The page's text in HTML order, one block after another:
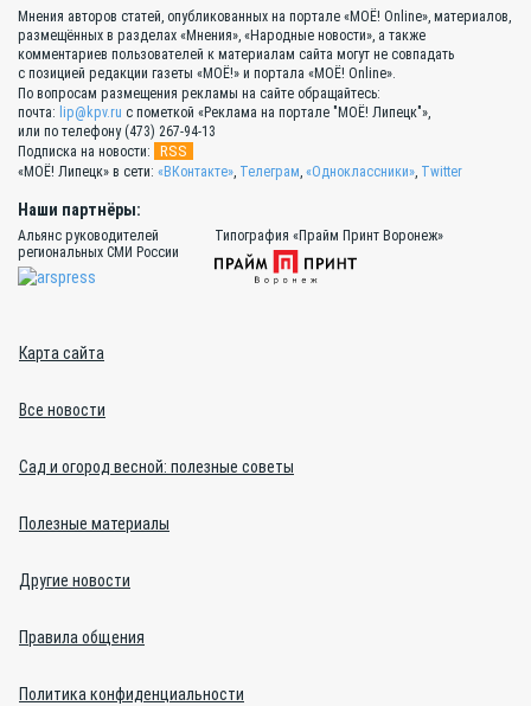
Мнения авторов статей, опубликованных на портале «МОЁ! Online», материалов,
размещённых в разделах «Мнения», «Народные новости», а также
комментариев пользователей к материалам сайта могут не совпадать
с позицией редакции газеты «МОЁ!» и портала «МОЁ! Online».
По вопросам размещения рекламы на сайте обращайтесь:
почта: lip@kpv.ru с пометкой «Реклама на портале "МОЁ! Липецк"»,
или по телефону (473) 267-94-13
Подписка на новости:
RSS
«МОЁ! Липецк» в сети: «ВКонтакте», Телеграм, «Одноклассники», Twitter
Наши партнёры:
Альянс руководителей
региональных СМИ России
Типография «Прайм Принт Воронеж»
Карта сайта
Все новости
Сад и огород весной: полезные советы
Полезные материалы
Другие новости
Правила общения
Политика конфиденциальности